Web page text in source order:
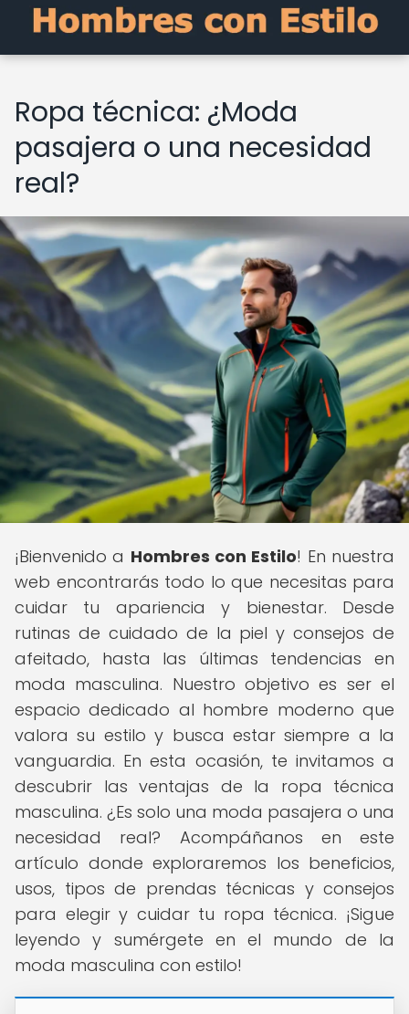
Ropa técnica: ¿Moda
pasajera o una necesidad
real?
¡Bienvenido a Hombres con Estilo! En nuestra
web encontrarás todo lo que necesitas para
cuidar tu apariencia y bienestar. Desde
rutinas de cuidado de la piel y consejos de
afeitado, hasta las últimas tendencias en
moda masculina. Nuestro objetivo es ser el
espacio dedicado al hombre moderno que
valora su estilo y busca estar siempre a la
vanguardia. En esta ocasión, te invitamos a
descubrir las ventajas de la ropa técnica
masculina. ¿Es solo una moda pasajera o una
necesidad real? Acompáñanos en este
artículo donde exploraremos los beneficios,
usos, tipos de prendas técnicas y consejos
para elegir y cuidar tu ropa técnica. ¡Sigue
leyendo y sumérgete en el mundo de la
moda masculina con estilo!